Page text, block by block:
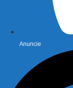
Anuncie